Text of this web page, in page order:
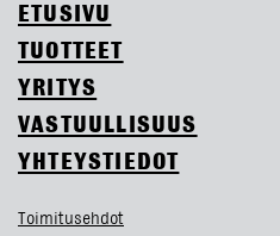
ETUSIVU
TUOTTEET
YRITYS
VASTUULLISUUS
YHTEYSTIEDOT
Toimitusehdot